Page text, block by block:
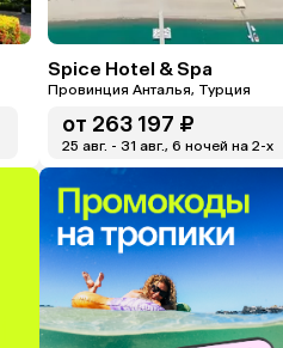
Spice Hotel & Spa
Провинция Анталья, Турция
от 263 197 ₽
25 авг. - 31 авг., 6 ночей на 2-x